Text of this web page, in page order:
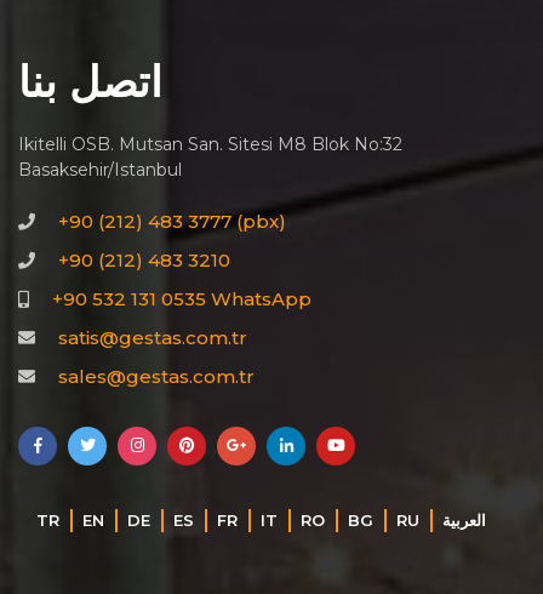
اتصل بنا
Ikitelli OSB. Mutsan San. Sitesi M8 Blok No:32
Basaksehir/Istanbul
+90 (212) 483 3777 (pbx)
+90 (212) 483 3210
+90 532 131 0535 WhatsApp
satis@gestas.com.tr
sales@gestas.com.tr
TR EN DE ES FR IT RO BG RU ‏العربية‏